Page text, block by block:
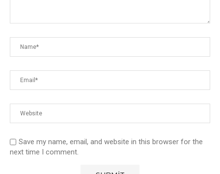
Save my name, email, and website in this browser for the
next time I comment.